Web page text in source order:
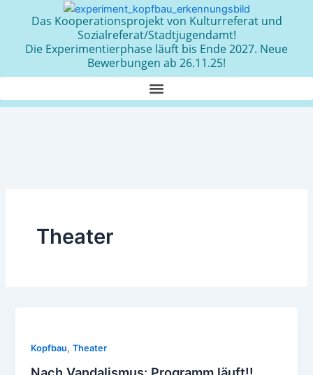
Das Kooperationsprojekt von Kulturreferat und
Sozialreferat/Stadtjugendamt!
Die Experimentierphase läuft bis Ende 2027. Neue
Bewerbungen ab 26.11.25!
Theater
Kopfbau,Theater